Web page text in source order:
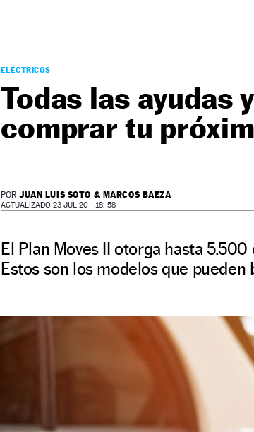
ELÉCTRICOS
Todas las ayudas
comprar tu
POR JUAN LUIS SOTO & MARCOS BAEZA
ACTUALIZADO 23 JUL 20 - 18: 58
El Plan Moves II otorga hasta
Estos son los modelos que pueden